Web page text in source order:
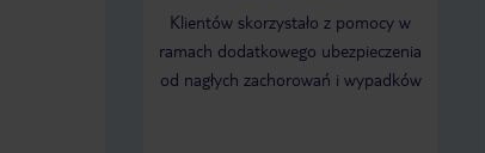
Klientów skorzystało z pomocy w
ramach dodatkowego ubezpieczenia
od nagłych zachorowań i wypadków